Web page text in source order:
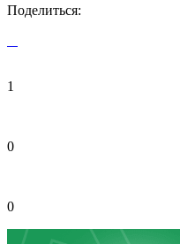
Поделиться:
1
0
0